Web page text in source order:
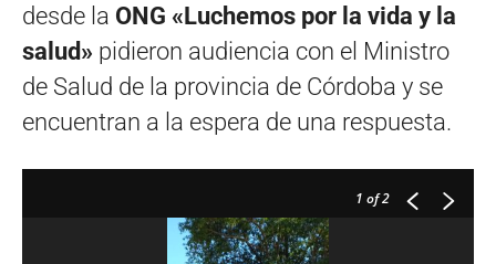
desde la ONG «Luchemos por la vida y la
salud» pidieron audiencia con el Ministro
de Salud de la provincia de Córdoba y se
encuentran a la espera de una respuesta.
1 of 2